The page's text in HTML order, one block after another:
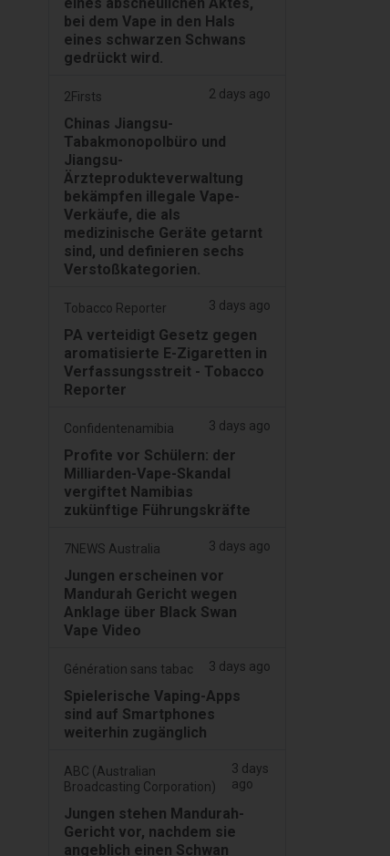
bei dem Vape in den Hals
eines schwarzen Schwans
gedrückt wird.
2Firsts 2 days ago
Chinas Jiangsu-
Tabakmonopolbüro und
Jiangsu-
Ärzteprodukteverwaltung
bekämpfen illegale Vape-
Verkäufe, die als
medizinische Geräte getarnt
sind, und definieren sechs
Verstoßkategorien.
Tobacco Reporter 3 days ago
PA verteidigt Gesetz gegen
aromatisierte E-Zigaretten in
Verfassungsstreit - Tobacco
Reporter
Confidentenamibia 3 days ago
Profite vor Schülern: der
Milliarden-Vape-Skandal
vergiftet Namibias
zukünftige Führungskräfte
7NEWS Australia 3 days ago
Jungen erscheinen vor
Mandurah Gericht wegen
Anklage über Black Swan
Vape Video
Génération sans tabac 3 days ago
Spielerische Vaping-Apps
sind auf Smartphones
weiterhin zugänglich
ABC (Australian
Broadcasting Corporation)
3 days
ago
Jungen stehen Mandurah-
Gericht vor, nachdem sie
angeblich einen Schwan